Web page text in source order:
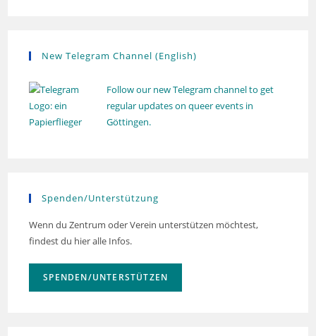
New Telegram Channel (English)
Follow our new Telegram channel to get
regular updates on queer events in
Göttingen.
Spenden/Unterstützung
Wenn du Zentrum oder Verein unterstützen möchtest,
findest du hier alle Infos.
SPENDEN/UNTERSTÜTZEN